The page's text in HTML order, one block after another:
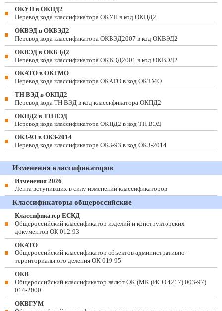
ОКУН в ОКПД2
Перевод кода классификатора ОКУН в код ОКПД2
ОКВЭД в ОКВЭД2
Перевод кода классификатора ОКВЭД2007 в код ОКВЭД2
ОКВЭД в ОКВЭД2
Перевод кода классификатора ОКВЭД2001 в код ОКВЭД2
ОКАТО в ОКТМО
Перевод кода классификатора ОКАТО в код ОКТМО
ТН ВЭД в ОКПД2
Перевод кода ТН ВЭД в код классификатора ОКПД2
ОКПД2 в ТН ВЭД
Перевод кода классификатора ОКПД2 в код ТН ВЭД
ОКЗ-93 в ОКЗ-2014
Перевод кода классификатора ОКЗ-93 в код ОКЗ-2014
Изменения классификаторов
Изменения 2026
Лента вступивших в силу изменений классификаторов
Классификаторы общероссийские
Классификатор ЕСКД
Общероссийский классификатор изделий и конструкторских
документов ОК 012-93
ОКАТО
Общероссийский классификатор объектов административно-
территориального деления ОК 019-95
ОКВ
Общероссийский классификатор валют ОК (МК (ИСО 4217) 003-97)
014-2000
ОКВГУМ